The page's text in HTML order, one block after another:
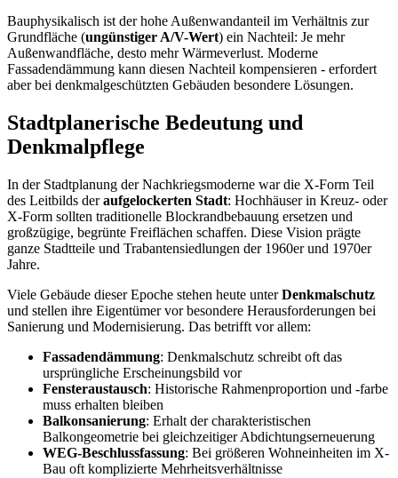
Bauphysikalisch ist der hohe Außenwandanteil im Verhältnis zur
Grundfläche (ungünstiger A/V-Wert) ein Nachteil: Je mehr
Außenwandfläche, desto mehr Wärmeverlust. Moderne
Fassadendämmung kann diesen Nachteil kompensieren - erfordert
aber bei denkmalgeschützten Gebäuden besondere Lösungen.
Stadtplanerische Bedeutung und
Denkmalpflege
In der Stadtplanung der Nachkriegsmoderne war die X-Form Teil
des Leitbilds deraufgelockerten Stadt: Hochhäuser in Kreuz- oder
X-Form sollten traditionelle Blockrandbebauung ersetzen und
großzügige, begrünte Freiflächen schaffen. Diese Vision prägte
ganze Stadtteile und Trabantensiedlungen der 1960er und 1970er
Jahre.
Viele Gebäude dieser Epoche stehen heute unterDenkmalschutz
und stellen ihre Eigentümer vor besondere Herausforderungen bei
Sanierung und Modernisierung. Das betrifft vor allem:
Fassadendämmung: Denkmalschutz schreibt oft das
ursprüngliche Erscheinungsbild vor
Fensteraustausch: Historische Rahmenproportion und -farbe
muss erhalten bleiben
Balkonsanierung: Erhalt der charakteristischen
Balkongeometrie bei gleichzeitiger Abdichtungserneuerung
WEG-Beschlussfassung: Bei größeren Wohneinheiten im X-
Bau oft komplizierte Mehrheitsverhältnisse